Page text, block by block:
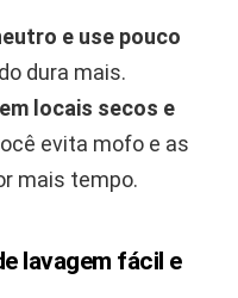
e use pouco
dura mais.
locais secos e
evita mofo e as
mais tempo.
lavagem fácil e